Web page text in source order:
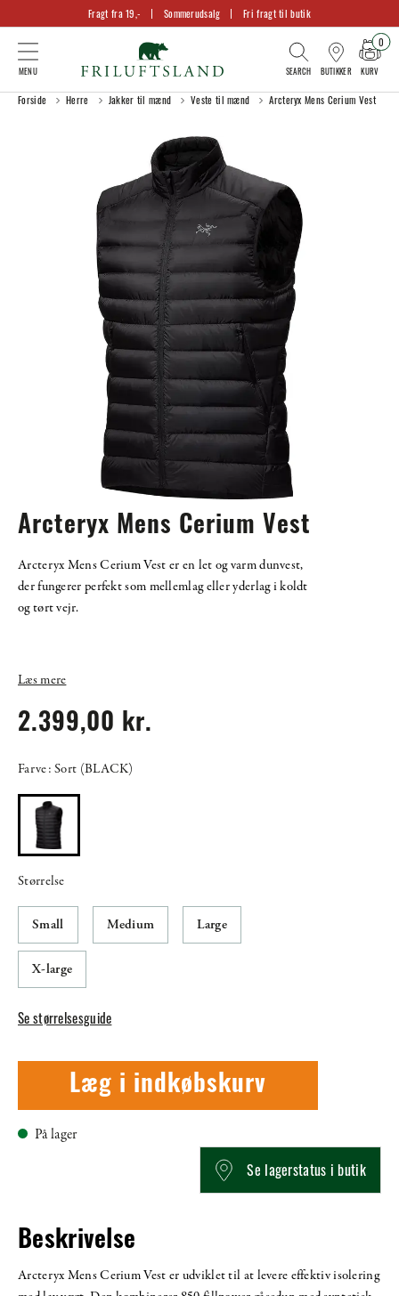
Fragt fra 19,- Sommerudsalg Fri fragt til butik
BUTIKKER KURV
0
Forside Herre Jakker til mænd Veste til mænd Arcteryx Mens Cerium Vest
Arcteryx Mens Cerium Vest
Arcteryx Mens Cerium Vest er en let og varm dunvest,
der fungerer perfekt som mellemlag eller yderlag i koldt
og tørt vejr.
Læs mere
2.399,00 kr.
Farve: Sort (BLACK)
Størrelse
Small Medium Large
X-large
Se størrelsesguide
Læg i indkøbskurv
På lager
Se lagerstatus i butik
Beskrivelse
Arcteryx Mens Cerium Vest er udviklet til at levere effektiv isolering